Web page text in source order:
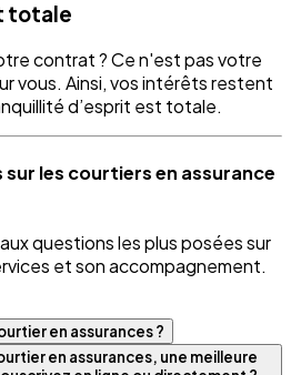
totale
contrat ? Ce n'est pas votre
vous. Ainsi, vos intérêts restent
d’esprit est totale.
les courtiers en assurance
questions les plus posées sur
et son accompagnement.
en assurances ?
en assurances, une meilleure